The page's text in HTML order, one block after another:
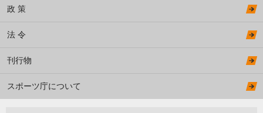
政 策
法 令
刊行物
スポーツ庁について